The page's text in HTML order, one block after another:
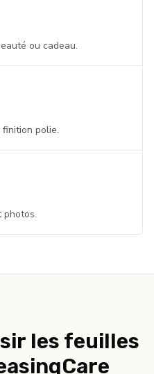
ou cadeau.
polie.
photos.
les feuilles